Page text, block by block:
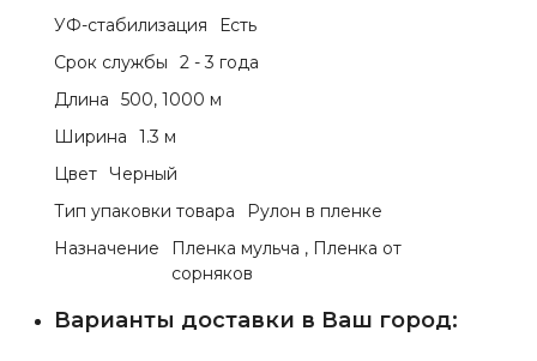
УФ-стабилизация
Есть
Срок службы
2 - 3 года
Длина
500, 1000 м
Ширина
1.3 м
Цвет
Черный
Тип упаковки товара
Рулон в пленке
Назначение
Пленка мульча , Пленка от
сорняков
Варианты доставки в Ваш город: